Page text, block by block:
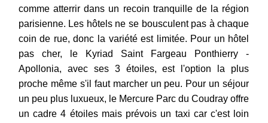
comme atterrir dans un recoin tranquille de la région
parisienne. Les hôtels ne se bousculent pas à chaque
coin de rue, donc la variété est limitée. Pour un hôtel
pas cher, le Kyriad Saint Fargeau Ponthierry -
Apollonia, avec ses 3 étoiles, est l'option la plus
proche même s'il faut marcher un peu. Pour un séjour
un peu plus luxueux, le Mercure Parc du Coudray offre
un cadre 4 étoiles mais prévois un taxi car c'est loin